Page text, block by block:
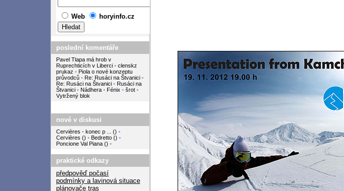
Web horyinfo.cz
poslední komentáře
Pavel Tlapa má hrob v
Ruprechticích v Liberci • clenskz
prukaz • Piola o nové konzeptu
průvodců • Re: Rusáci na Štvanici •
Re: Rusáci na Štvanici • Rusáci na
Štvanici • Nádhera • Fénix • šrot •
Vytržený blok
nové v diskusi
Cervières - konec p ... () •
Cervières () • Bedretto () •
Poncione Val Piana () •
praktické odkazy
předpověď počasí
podmínky a lavinová situace
plánovače tras